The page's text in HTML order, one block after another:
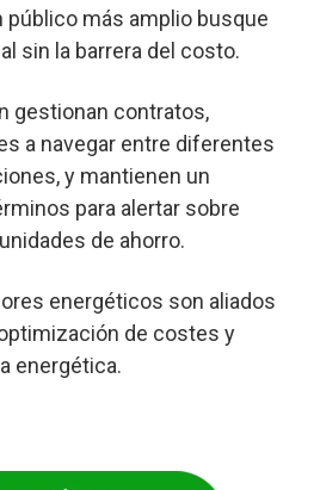
público más amplio busque
sin la barrera del costo.
gestionan contratos,
a navegar entre diferentes
y mantienen un
para alertar sobre
de ahorro.
energéticos son aliados
de costes y
energética.